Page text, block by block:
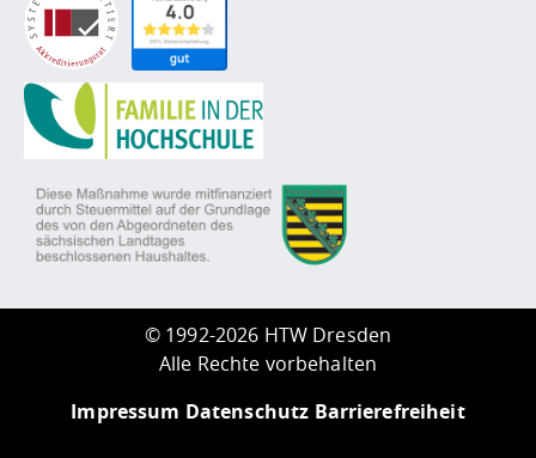
© 1992-2026 HTW Dresden
Alle Rechte vorbehalten
Impressum Datenschutz Barrierefreiheit